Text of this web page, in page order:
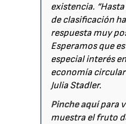
existencia.
de clasificación
respuesta muy
Esperamos que
especial interés
economía
Julia Stadler.
Pinche aquípara
muestra el fruto